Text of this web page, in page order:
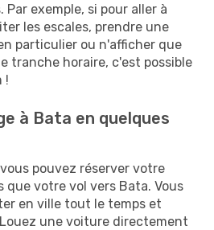
exemple, si pour aller à
les escales, prendre une
particulier ou n'afficher que
tranche horaire, c'est possible
!
à Bata en quelques
vous pouvez réserver votre
que votre vol vers Bata. Vous
en ville tout le temps et
une voiture directement